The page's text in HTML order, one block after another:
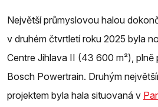
Největší průmyslovou halou
v druhém čtvrtletí roku 2025 byla
Centre Jihlava II (43 600 m²),
Bosch Powertrain. Druhým
projektem byla hala situovaná v